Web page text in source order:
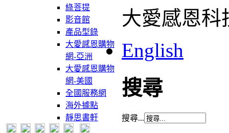
綠菩提
影音館
產品型錄
大愛感恩購物
網-亞洲
大愛感恩購物
網-美國
全國服務網
海外據點
靜思書軒
大愛感恩科
English
搜尋
搜尋...